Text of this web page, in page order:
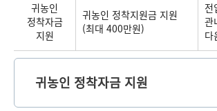
귀농인
정착자금
지원
귀농인 정착지원금 지원
(최대 400만원)
전
관
다
귀농인 정착자금 지원